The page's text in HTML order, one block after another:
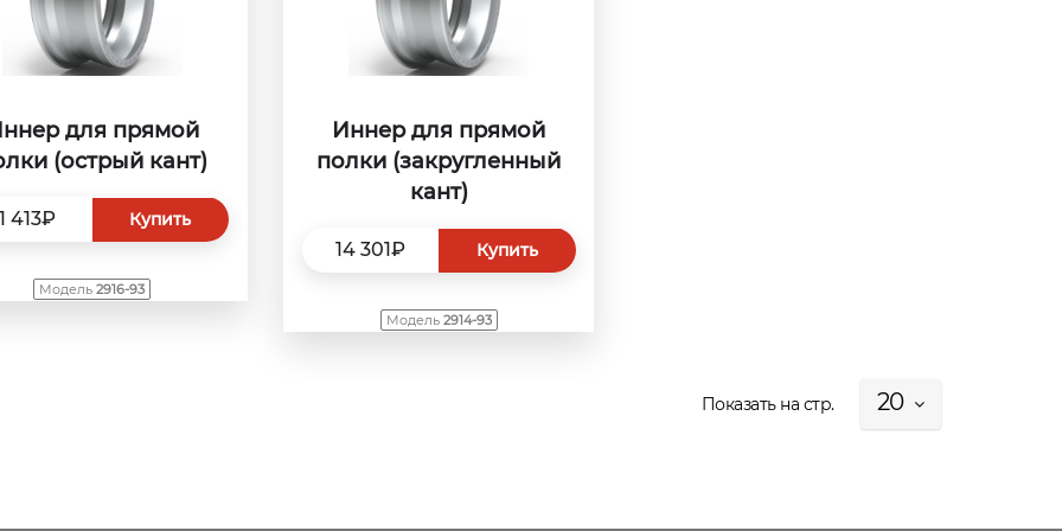
для прямой
(острый кант)
413₽ Купить
Модель2916-93
Иннер для прямой
полки (закругленный
кант)
14 301₽ Купить
Модель 2914-93
Показать на стр. 20